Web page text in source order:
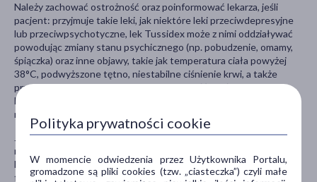
Należy zachować ostrożność oraz poinformować lekarza, jeśli
pacjent: przyjmuje takie leki, jak niektóre leki przeciwdepresyjne
lub przeciwpsychotyczne, lek Tussidex może z nimi oddziaływać
powodując zmiany stanu psychicznego (np. pobudzenie, omamy,
śpiączka) oraz inne objawy, takie jak temperatura ciała powyżej
38°C, podwyższone tętno, niestabilne ciśnienie krwi, a także
przesadzone reakcje odruchowe, sztywność mięśni, brak
koordynacji i (lub) objawy dotyczące układu pokarmowego (np.
nudności, wymioty, biegunka).
Jeżeli objawy utrzymują się dłużej niż 7 dni, pacjent ma
nawracający kaszel lub kaszel z towarzyszącą gorączką, wysypką
lub uporczywe bóle głowy, należy skonsultować się z lekarzem lub
farmaceutą. Mogą to być objawy poważnej choroby.
Polityka prywatności cookie
W momencie odwiedzenia przez Użytkownika Portalu,
gromadzone są pliki cookies (tzw. „ciasteczka”) czyli małe